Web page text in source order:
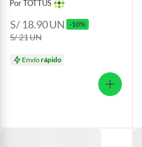
Por TOTTUS
S/ 18.90UN -10%
S/ 21UN
Envíorápido